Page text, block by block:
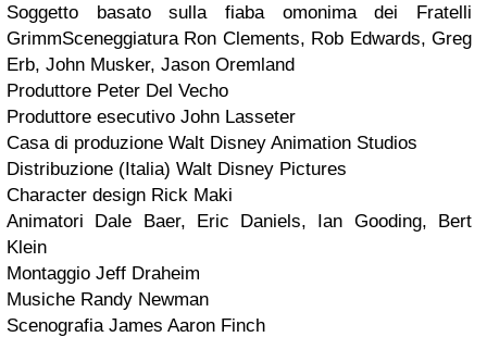
Soggetto basato sulla fiaba omonima dei Fratelli
GrimmSceneggiatura Ron Clements, Rob Edwards, Greg
Erb, John Musker, Jason Oremland
Produttore Peter Del Vecho
Produttore esecutivo John Lasseter
Casa di produzione Walt Disney Animation Studios
Distribuzione (Italia) Walt Disney Pictures
Character design Rick Maki
Animatori Dale Baer, Eric Daniels, Ian Gooding, Bert
Klein
Montaggio Jeff Draheim
Musiche Randy Newman
Scenografia James Aaron Finch